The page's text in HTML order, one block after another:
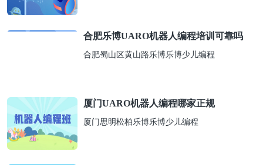
合肥乐博UARO机器人编程培训可靠吗
合肥蜀山区黄山路乐博乐博少儿编程
厦门UARO机器人编程哪家正规
厦门思明松柏乐博乐博少儿编程